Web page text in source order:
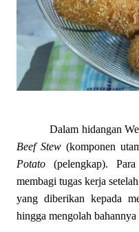
Dalam hidangan
Beef Stew (komponen
Potato (pelengkap).
membagi tugas kerja
yang diberikan kepada
hingga mengolah